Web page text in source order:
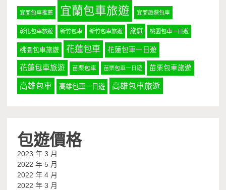
宜蘭包車推薦 宜蘭包車旅遊 宜蘭旅遊包車
彰化包車旅遊 新竹包車 新竹包車旅遊 旅遊 桃園包車一日遊
桃園包車旅遊 花蓮包車 花蓮包車一日遊
花蓮包車旅遊 苗栗包車 苗栗包車一日遊 苗栗包車旅遊
高雄包車 高雄包車一日遊 高雄包車旅遊
包遊價格
2023 年 3 月
2022 年 5 月
2022 年 4 月
2022 年 3 月